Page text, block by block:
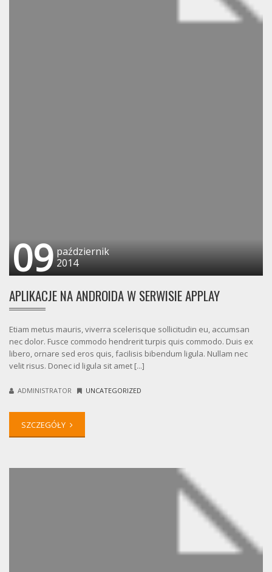
09 październik
2014
APLIKACJE NA ANDROIDA W SERWISIE APPLAY
Etiam metus mauris, viverra scelerisque sollicitudin eu, accumsan
nec dolor. Fusce commodo hendrerit turpis quis commodo. Duis ex
libero, ornare sed eros quis, facilisis bibendum ligula. Nullam nec
velit risus. Donec id ligula sit amet [...]
ADMINISTRATOR UNCATEGORIZED
SZCZEGÓŁY